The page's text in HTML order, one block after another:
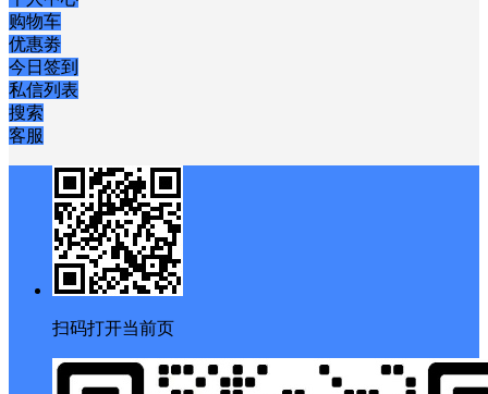
购物车
优惠劵
今日签到
私信列表
搜索
客服
扫码打开当前页